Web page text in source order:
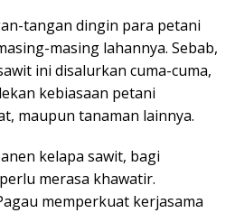
tangan dingin para petani
masing lahannya. Sebab,
ini disalurkan cuma-cuma,
kebiasaan petani
maupun tanaman lainnya.
kelapa sawit, bagi
merasa khawatir.
memperkuat kerjasama